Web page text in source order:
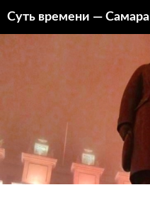
Суть времени — Самара